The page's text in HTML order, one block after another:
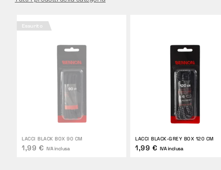
Esaurito
LACCI BLACK BOX 90 CM
1,99 € IVA inclusa
LACCI BLACK-GREY BOX 120 CM
1,99 € IVA inclusa